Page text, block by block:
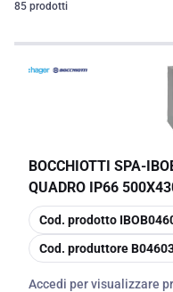
85 prodotti
BOCCHIOTTI SPA-
QUADRO IP66
copia
Cod. prodotto
copia
Cod. produttore
Accedi per visualizzare